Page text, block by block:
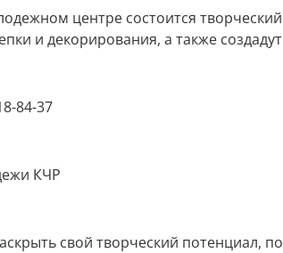
центре состоится
и декорирования, а также
84-37
КЧР
свой творческий потенциал,